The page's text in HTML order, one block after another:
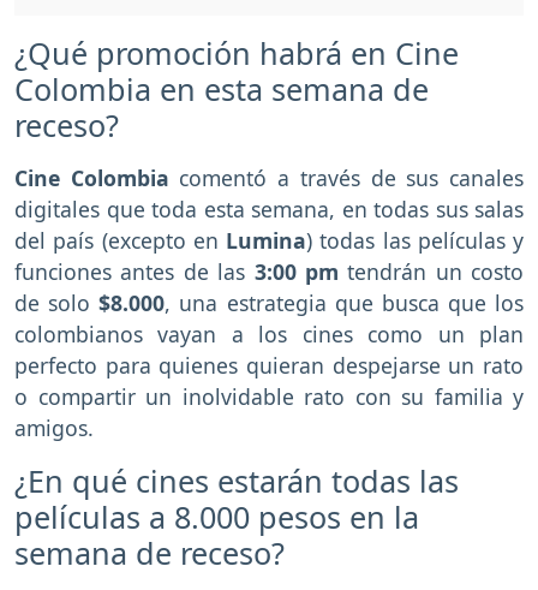
¿Qué promoción habrá en Cine
Colombia en esta semana de
receso?
Cine Colombia comentó a través de sus canales
digitales que toda esta semana, en todas sus salas
del país (excepto en Lumina) todas las películas y
funciones antes de las 3:00 pm tendrán un costo
de solo$8.000, una estrategia que busca que los
colombianos vayan a los cines como un plan
perfecto para quienes quieran despejarse un rato
o compartir un inolvidable rato con su familia y
amigos.
¿En qué cines estarán todas las
películas a 8.000 pesos en la
semana de receso?